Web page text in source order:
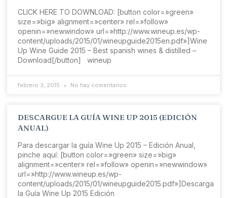
CLICK HERE TO DOWNLOAD: [button color=»green»
size=»big» alignment=»center» rel=»follow»
openin=»newwindow» url=»http://www.wineup.es/wp-
content/uploads/2015/01/wineupguide2015en.pdf»]Wine
Up Wine Guide 2015 – Best spanish wines & distilled –
Download[/button] wineup
febrero 3, 2015 No hay comentarios
DESCARGUE LA GUÍA WINE UP 2015 (EDICIÓN
ANUAL)
Para descargar la guía Wine Up 2015 – Edición Anual,
pinche aquí: [button color=»green» size=»big»
alignment=»center» rel=»follow» openin=»newwindow»
url=»http://www.wineup.es/wp-
content/uploads/2015/01/wineupguide2015.pdf»]Descarga
la Guía Wine Up 2015 Edición